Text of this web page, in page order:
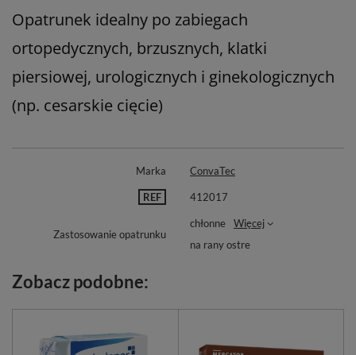
Opatrunek idealny po zabiegach
ortopedycznych, brzusznych, klatki
piersiowej, urologicznych i ginekologicznych
(np. cesarskie cięcie)
Marka ConvaTec
REF 412017
Zastosowanie opatrunku
chłonne
Więcej
na rany ostre
Zobacz podobne: